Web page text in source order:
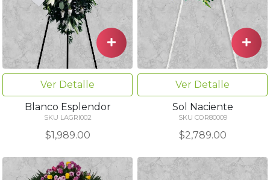
Ver Detalle
Blanco Esplendor
SKU LAGRI002
$1,989.00
Ver Detalle
Sol Naciente
SKU COR80009
$2,789.00